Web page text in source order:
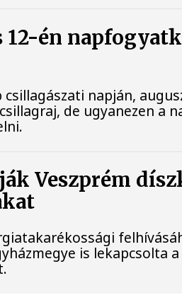
12-én
csillagászati napján,
de ugyanezen a
Veszprém
is lekapcsolta